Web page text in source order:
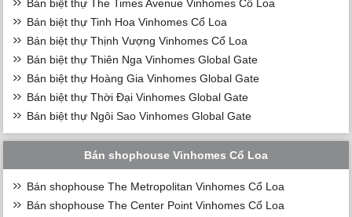
Bán biệt thự The Times Avenue Vinhomes Cổ Loa
Bán biệt thự Tinh Hoa Vinhomes Cổ Loa
Bán biệt thự Thịnh Vượng Vinhomes Cổ Loa
Bán biệt thự Thiên Nga Vinhomes Global Gate
Bán biệt thự Hoàng Gia Vinhomes Global Gate
Bán biệt thự Thời Đại Vinhomes Global Gate
Bán biệt thự Ngôi Sao Vinhomes Global Gate
Bán shophouse Vinhomes Cổ Loa
Bán shophouse The Metropolitan Vinhomes Cổ Loa
Bán shophouse The Center Point Vinhomes Cổ Loa